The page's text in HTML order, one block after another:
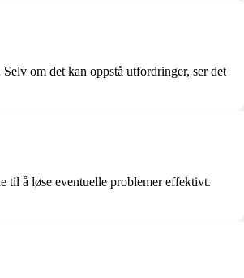
om det kan oppstå utfordringer, ser det
til å løse eventuelle problemer effektivt.